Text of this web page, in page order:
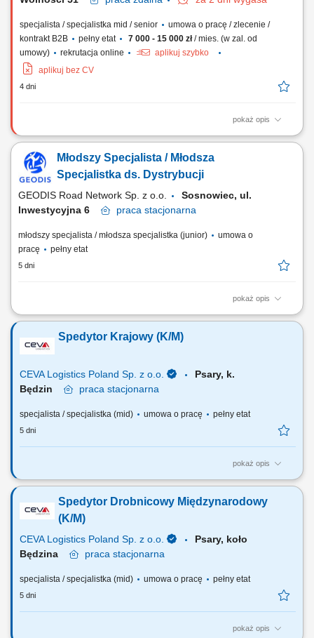
specjalista / specjalistka mid / senior
umowa o pracę / zlecenie /
kontrakt B2B
pełny etat 7 000 - 15 000 zł/ mies. (w zal. od
umowy)
rekrutacja online
aplikuj szybko
aplikuj bez CV
4 dni
pokaż opis
DO TWOICH OBOWIĄZKÓW BĘDZIE NALEŻEĆ: planowanie,
współpraca z klientami oraz przewoźnikami, negocjowanie stawek i
warunków realizacji zleceń, nadzór nad prawidłowym przebiegiem
transportów oraz terminowością...
Młodszy Specjalista / Młodsza
Specjalistka ds. Dystrybucji
GEODIS Road Network Sp. z o.o.
Sosnowiec, ul.
Inwestycyjna 6
praca stacjonarna
młodszy specjalista / młodsza specjalistka (junior)
umowa o
pracę
pełny etat
5 dni
pokaż opis
Twój zakres obowiązków Przekazywanie kierowcom zleceń
realizacji zleceń Klientów; Optymalne planowanie transportów; Kontrola
dostaw i odbiorów przesyłek dystrybucyjnych; Kontrola dokumentacji
Spedytor Krajowy (K/M)
CEVA Logistics Poland Sp. z o.o.
Psary, k.
Będzin
praca stacjonarna
specjalista / specjalistka (mid) umowa o pracę pełny etat
5 dni
pokaż opis
ZADANIA NA STANOWISKU PRACY Obsługa Klientów Oddziału w
przy zachowaniu ustalonych z Klientem warunków (czas transportu,
cena, jakość, itp.) oraz przy zachowaniu norm i procedur
Spedytor Drobnicowy Międzynarodowy
(K/M)
CEVA Logistics Poland Sp. z o.o.
Psary, koło
Będzina
praca stacjonarna
specjalista / specjalistka (mid) umowa o pracę pełny etat
5 dni
pokaż opis